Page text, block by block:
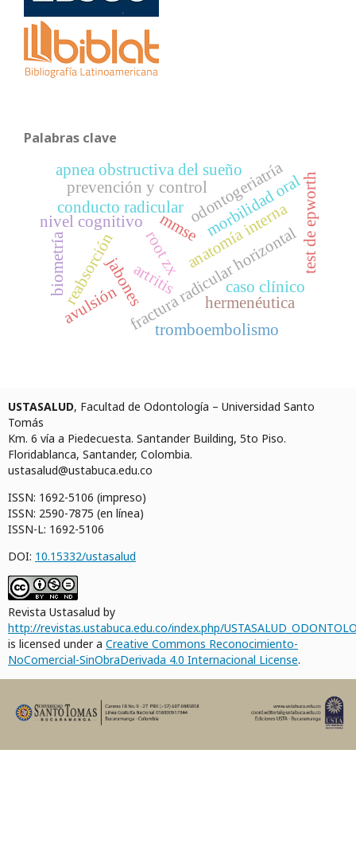
Palabras clave
jabones
mmseanatomía interna
conducto radicular
fractura radicular horizontal
caso clínico
reabsorción
nivel cognitivo morbilidad oral
odontogeriatría
tromboembolismo
root zx
apnea obstructiva del sueño
test de epworth
prevención y control
artritis
hermenéutica
avulsión
biometría
USTASALUD, Facultad de Odontología – Universidad Santo
Tomás
Km. 6 vía a Piedecuesta. Santander Building, 5to Piso.
Floridablanca, Santander, Colombia.
ustasalud@ustabuca.edu.co
ISSN: 1692-5106 (impreso)
ISSN: 2590-7875 (en línea)
ISSN-L: 1692-5106
DOI: 10.15332/ustasalud
Revista Ustasalud by
http://revistas.ustabuca.edu.co/index.php/
is licensed under a Creative Commons Reconocimiento-
NoComercial-SinObraDerivada 4.0 Internacional License.